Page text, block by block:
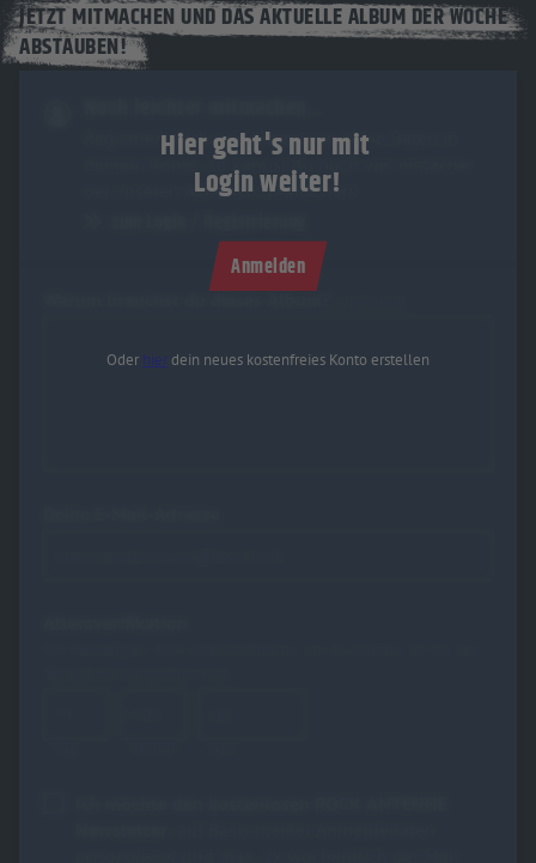
JETZT MITMACHEN UND DAS AKTUELLE ALBUM DER WOCHE
ABSTAUBEN!
Registriere dich und hinterlege deine Daten in
deinem Konto, so kannst du noch viel einfacher
bei unseren Aktionen mitmachen!
Hier geht's nur mit
Login weiter!
Anmelden
Oder hier dein neues kostenfreies Konto erstellen